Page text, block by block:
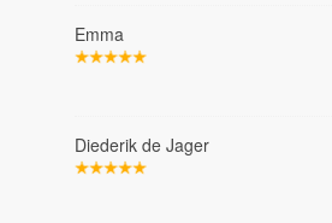
Emma
Diederik de Jager